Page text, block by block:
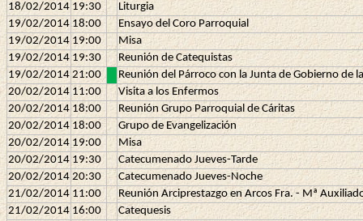
18/02/2014 19:30
Liturgia
19/02/2014 18:00
Ensayo del Coro Parroquial
19/02/2014 19:00
Misa
19/02/2014 19:30
Reunión de Catequistas
19/02/2014 21:00
Reunión del Párroco con la Junta de Gobierno de
20/02/2014 11:00
Visita a los Enfermos
20/02/2014 18:00
Reunión Grupo Parroquial de Cáritas
20/02/2014 18:00
Grupo de Evangelización
20/02/2014 19:00
Misa
20/02/2014 19:30
Catecumenado Jueves-Tarde
20/02/2014 20:30
Catecumenado Jueves-Noche
21/02/2014 11:00
Reunión Arciprestazgo en Arcos Fra. - Mª
21/02/2014 16:00
Catequesis